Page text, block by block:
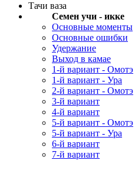
Тачи ваза
Семен учи - икке
Основные моменты
Основные ошибки
Удержание
Выход в камае
1-й вариант - Омотэ
1-й вариант - Ура
2-й вариант - Омотэ
3-й вариант
4-й вариант
5-й вариант - Омотэ
5-й вариант - Ура
6-й вариант
7-й вариант